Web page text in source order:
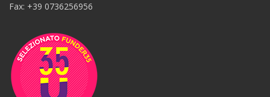
Fax: +39 0736256956